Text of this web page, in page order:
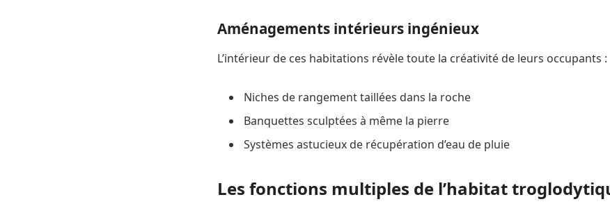
Aménagements intérieurs ingénieux
L’intérieur de ces habitations révèle toute la créativité de leurs occupants :
Niches de rangement taillées dans la roche
Banquettes sculptées à même la pierre
Systèmes astucieux de récupération d’eau de pluie
Les fonctions multiples de l’habitat